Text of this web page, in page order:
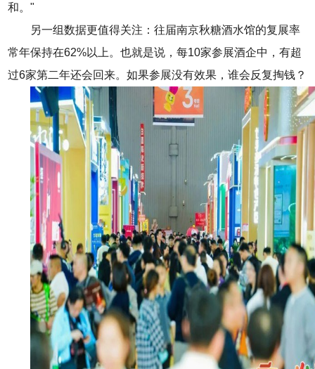
和。"
另一组数据更值得关注：往届南京秋糖酒水馆的复展率
常年保持在62%以上。也就是说，每10家参展酒企中，有超
过6家第二年还会回来。如果参展没有效果，谁会反复掏钱？